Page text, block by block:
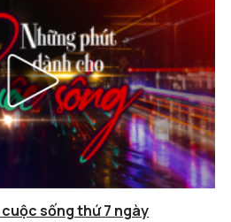
sống thứ 7 ngày